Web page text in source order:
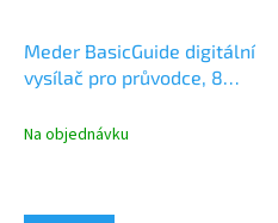
Meder BasicGuide digitální
vysílač pro průvodce, 8
Na objednávku